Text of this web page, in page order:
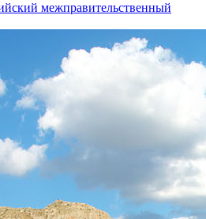
межправительственный